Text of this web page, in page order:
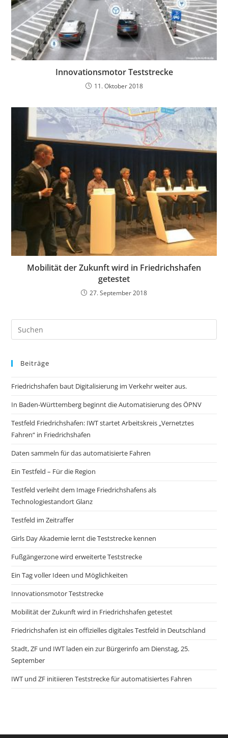
Innovationsmotor Teststrecke
11. Oktober 2018
Mobilität der Zukunft wird in Friedrichshafen
getestet
27. September 2018
Beiträge
Friedrichshafen baut Digitalisierung im Verkehr weiter aus.
In Baden-Württemberg beginnt die Automatisierung des ÖPNV
Testfeld Friedrichshafen: IWT startet Arbeitskreis „Vernetztes
Fahren“ in Friedrichshafen
Daten sammeln für das automatisierte Fahren
Ein Testfeld – Für die Region
Testfeld verleiht dem Image Friedrichshafens als
Technologiestandort Glanz
Testfeld im Zeitraffer
Girls Day Akademie lernt die Teststrecke kennen
Fußgängerzone wird erweiterte Teststrecke
Ein Tag voller Ideen und Möglichkeiten
Innovationsmotor Teststrecke
Mobilität der Zukunft wird in Friedrichshafen getestet
Friedrichshafen ist ein offizielles digitales Testfeld in Deutschland
Stadt, ZF und IWT laden ein zur Bürgerinfo am Dienstag, 25.
September
IWT und ZF initiieren Teststrecke für automatisiertes Fahren